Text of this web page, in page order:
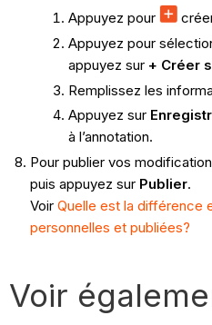
Appuyez pour
Appuyez pour
appuyez sur + Créer
Remplissez les
Appuyez sur
à l’annotation.
Pour publier vos
puis appuyez sur Publier.
Voir Quelle est la différence
personnelles et publiées?
Voir